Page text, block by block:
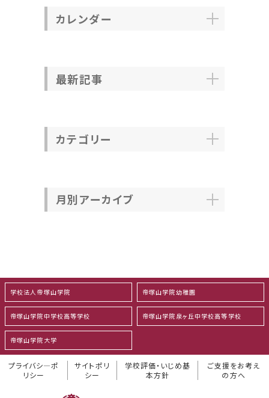
カレンダー
最新記事
カテゴリー
月別アーカイブ
学校法人帝塚山学院 帝塚山学院幼稚園
帝塚山学院中学校高等学校 帝塚山学院泉ヶ丘中学校高等学校
帝塚山学院大学
プライバシ―ポ
リシー
サイトポリ
シー
学校評価・いじめ基
本方針
ご支援をお考え
の方へ